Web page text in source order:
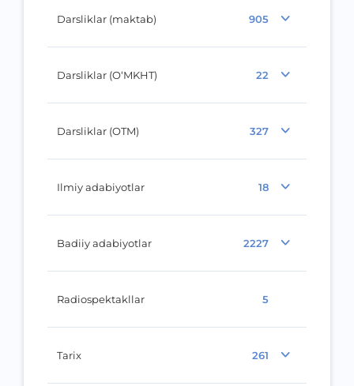
Darsliklar (maktab) 905
Darsliklar (O‘MKHT) 22
Darsliklar (OTM) 327
Ilmiy adabiyotlar 18
Badiiy adabiyotlar 2227
Radiospektakllar 5
Tarix 261